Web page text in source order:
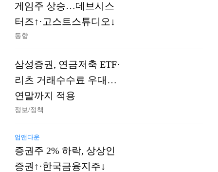
게임주 상승…데브시스
터즈↑·고스트스튜디오↓
동향
삼성증권, 연금저축 ETF·
리츠 거래수수료 우대…
연말까지 적용
정보/정책
업앤다운
증권주 2% 하락, 상상인
증권↑·한국금융지주↓